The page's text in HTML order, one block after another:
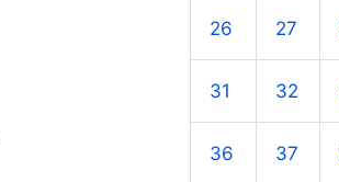
26 27
31 32
36 37